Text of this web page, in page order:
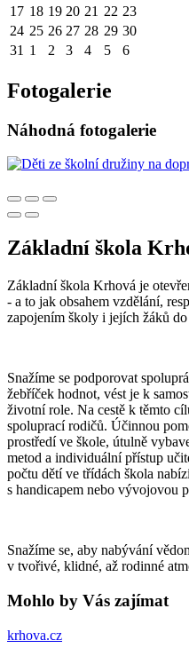
17 18 19 20 21 22 23
24 25 26 27 28 29 30
31 1 2 3 4 5 6
Fotogalerie
Náhodná fotogalerie
Základní škola
Základní škola Krhová je
- a to jak obsahem vzdělání,
zapojením školy i jejích žáků
Snažíme se podporovat
žebříček hodnot, vést je k
životní role. Na cestě k těmto
spoluprací rodičů. Účinnou
prostředí ve škole, útulně
metod a individuální přístup
počtu dětí ve třídách škola
s handicapem nebo vývojovou
Snažíme se, aby nabývání
v tvořivé, klidné, až rodinné
Mohlo by Vás zajímat
krhova.cz